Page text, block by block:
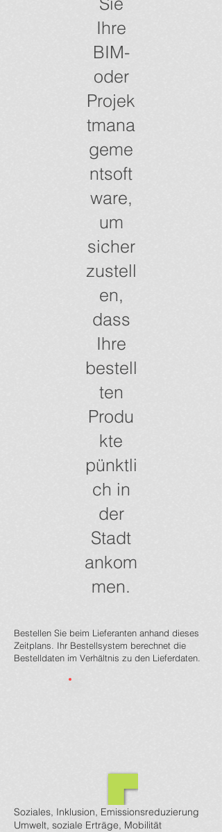
Ihre
BIM-
oder
Projek
tmana
geme
ntsoft
ware,
um
sicher
zustell
en,
dass
Ihre
bestell
ten
Produ
kte
pünktli
ch in
der
Stadt
ankom
men.
Bestellen Sie beim Lieferanten anhand dieses
Zeitplans. Ihr Bestellsystem berechnet die
Bestelldaten im Verhältnis zu den Lieferdaten.
Soziales, Inklusion, Emissionsreduzierung
Umwelt, soziale Erträge, Mobilität